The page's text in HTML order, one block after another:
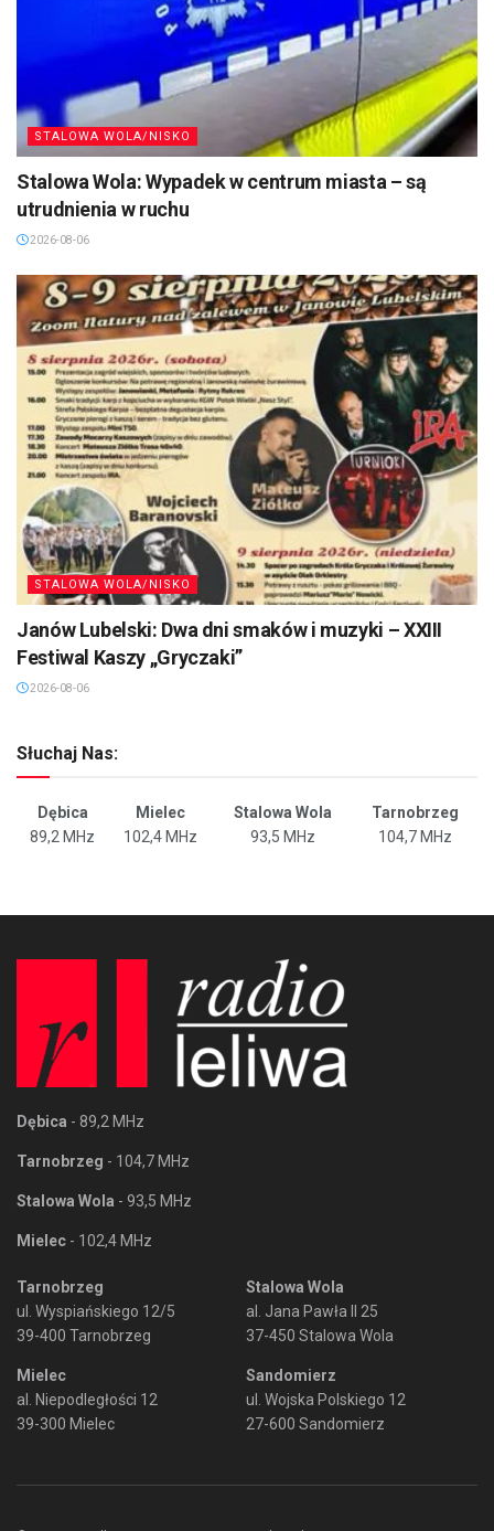
STALOWA WOLA/NISKO
Stalowa Wola: Wypadek w centrum miasta – są
utrudnienia w ruchu
2026-08-06
STALOWA WOLA/NISKO
Janów Lubelski: Dwa dni smaków i muzyki – XXIII
Festiwal Kaszy „Gryczaki”
2026-08-06
Słuchaj Nas:
Dębica Mielec Stalowa Wola
Tarnobrzeg
89,2 MHz
102,4 MHz 93,5 MHz 104,7 MHz
Dębica - 89,2 MHz
Tarnobrzeg - 104,7 MHz
Stalowa Wola - 93,5 MHz
Mielec - 102,4 MHz
Tarnobrzeg
ul. Wyspiańskiego 12/5
39-400 Tarnobrzeg
Mielec
al. Niepodległości 12
39-300 Mielec
Stalowa Wola
al. Jana Pawła II 25
37-450 Stalowa Wola
Sandomierz
ul. Wojska Polskiego 12
27-600 Sandomierz